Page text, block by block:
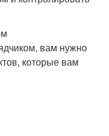
вам нужно
которые вам